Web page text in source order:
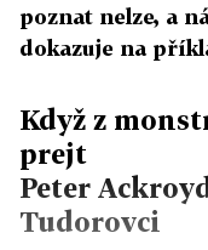
poznat nelze, a
dokazuje na
Když z
prejt
Peter
Tudorovci